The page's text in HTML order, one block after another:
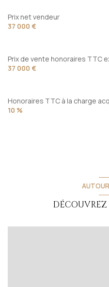
Prix net vendeur
37 000 €
Prix de vente honoraires TTC
37 000 €
Honoraires TTC à la charge
10 %